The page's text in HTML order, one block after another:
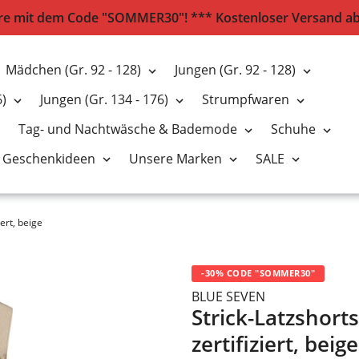
mit dem Code "SOMMER30"! *** Kostenloser Versand
Mädchen (Gr. 92 - 128)
Jungen (Gr. 92 - 128)
Jungen (Gr. 134 - 176)
Strumpfwaren
Tag- und Nachtwäsche & Bademode
Schuhe
Geschenkideen Unsere Marken SALE
beige
-30% CODE "SOMMER30"
BLUE SEVEN
Strick-
zertifiziert, beige